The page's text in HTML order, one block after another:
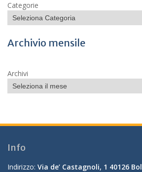
Categorie
Archivio mensile
Archivi
Info
Indirizzo: Via de’ Castagnoli, 1 40126